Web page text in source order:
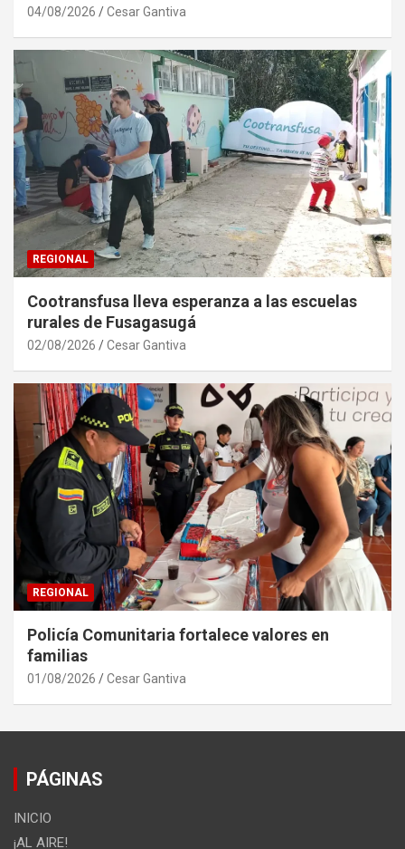
04/08/2026 Cesar Gantiva
REGIONAL
Cootransfusa lleva esperanza a las escuelas
rurales de Fusagasugá
02/08/2026 Cesar Gantiva
REGIONAL
Policía Comunitaria fortalece valores en
familias
01/08/2026 Cesar Gantiva
PÁGINAS
INICIO
¡AL AIRE!